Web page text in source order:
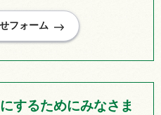
するためにみなさま